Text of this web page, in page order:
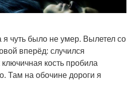
чуть было не умер. Вылетел со
вперёд: случился
ключичная кость пробила
Там на обочине дороги я